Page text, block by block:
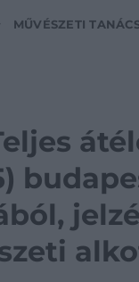
MŰVÉSZETI